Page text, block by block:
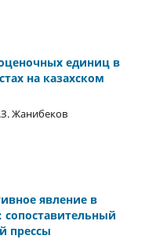
единиц в
на казахском
Жанибеков
явление в
прессы